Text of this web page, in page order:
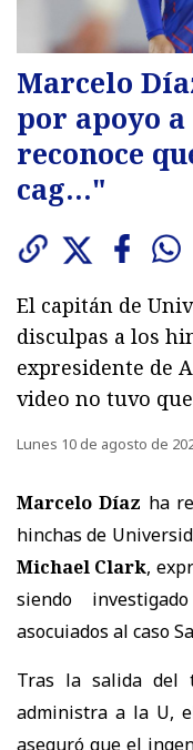
Marcelo
por apoyo
reconoce
cag..."
El capitán de
disculpas a los
expresidente de
video no tuvo
Lunes 10 de agosto de
Marcelo Díaz ha
hinchas de
Michael Clark,
siendo
asocuiados al caso
Tras la salida del
administra a la U,
aseguró que el